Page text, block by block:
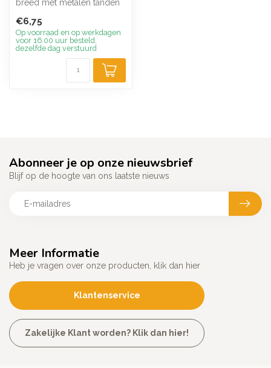
breed met metalen tanden
leverbaar...
€6,75
Op voorraad en op werkdagen
voor 16.00 uur besteld,
dezelfde dag verstuurd
Meer Informatie
Heb je vragen over onze producten, klik dan hier
Klantenservice
Zakelijke Klant worden? Klik dan hier!
Abonneer je op onze nieuwsbrief
Blijf op de hoogte van ons laatste nieuws